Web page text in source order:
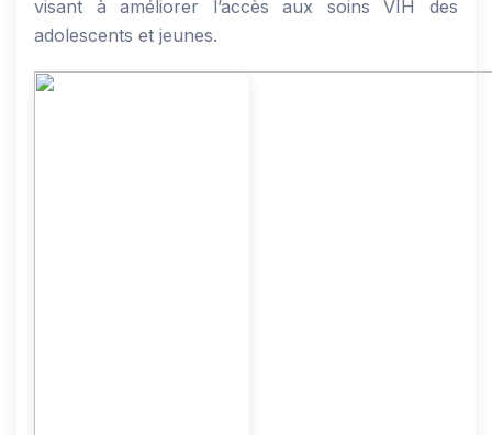
visant à améliorer l’accès aux soins VIH des
adolescents et jeunes.